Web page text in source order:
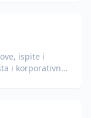
ispite i
i korporativne